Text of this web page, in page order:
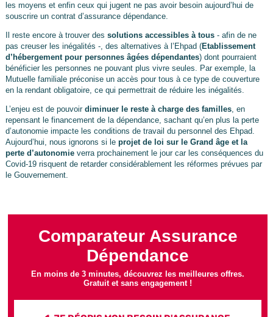
les moyens et enfin ceux qui jugent ne pas avoir besoin aujourd’hui de
souscrire un contrat d’assurance dépendance.
Il reste encore à trouver des solutions accessibles à tous- afin de ne
pas creuser les inégalités -, des alternatives à l’Ehpad (Etablissement
d’hébergement pour personnes âgées dépendantes) dont pourraient
bénéficier les personnes ne pouvant plus vivre seules. Par exemple, la
Mutuelle familiale préconise un accès pour tous à ce type de couverture
en la rendant obligatoire, ce qui permettrait de réduire les inégalités.
L’enjeu est de pouvoir diminuer le reste à charge des familles, en
repensant le financement de la dépendance, sachant qu’en plus la perte
d’autonomie impacte les conditions de travail du personnel des Ehpad.
Aujourd’hui, nous ignorons si le projet de loi sur le Grand âge et la
perte d’autonomieverra prochainement le jour car les conséquences du
Covid-19 risquent de retarder considérablement les réformes prévues par
le Gouvernement.
Comparateur Assurance
Dépendance
En moins de 3 minutes, découvrez les meilleures offres.
Gratuit et sans engagement !